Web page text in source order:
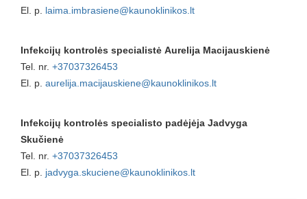
El. p. laima.imbrasiene@kaunoklinikos.lt
Infekcijų kontrolės specialistė Aurelija Macijauskienė
Tel. nr. +37037326453
El. p. aurelija.macijauskiene@kaunoklinikos.lt
Infekcijų kontrolės specialisto padėjėja Jadvyga
Skučienė
Tel. nr. +37037326453
El. p. jadvyga.skuciene@kaunoklinikos.lt